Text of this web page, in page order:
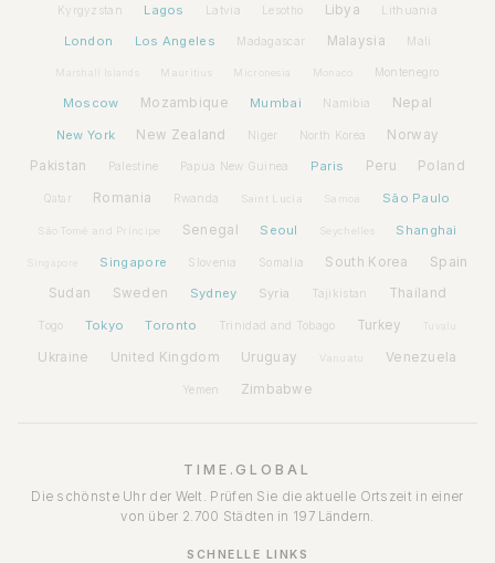
Kyrgyzstan Lagos Latvia Lesotho Libya Lithuania
London Los Angeles Madagascar Malaysia Mali
Marshall Islands Mauritius Micronesia Monaco Montenegro
Moscow Mozambique Mumbai Namibia Nepal
New York New Zealand Niger North Korea Norway
Pakistan Palestine Papua New Guinea Paris Peru Poland
Qatar Romania Rwanda Saint Lucia Samoa São Paulo
São Tomé and Príncipe Senegal Seoul Seychelles Shanghai
Singapore Slovenia Somalia South Korea Spain
Sudan Sweden Sydney Syria Tajikistan Thailand
Togo Tokyo Toronto Trinidad and Tobago Turkey Tuvalu
Ukraine United Kingdom Uruguay Vanuatu Venezuela
Yemen Zimbabwe
TIME.GLOBAL
Die schönste Uhr der Welt. Prüfen Sie die aktuelle Ortszeit in einer
von über 2.700 Städten in 197 Ländern.
SCHNELLE LINKS